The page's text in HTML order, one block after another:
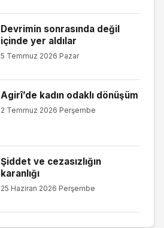
Devrimin sonrasında değil
içinde yer aldılar
5 Temmuz 2026 Pazar
Agirî’de kadın odaklı dönüşüm
2 Temmuz 2026 Perşembe
Şiddet ve cezasızlığın
karanlığı
25 Haziran 2026 Perşembe